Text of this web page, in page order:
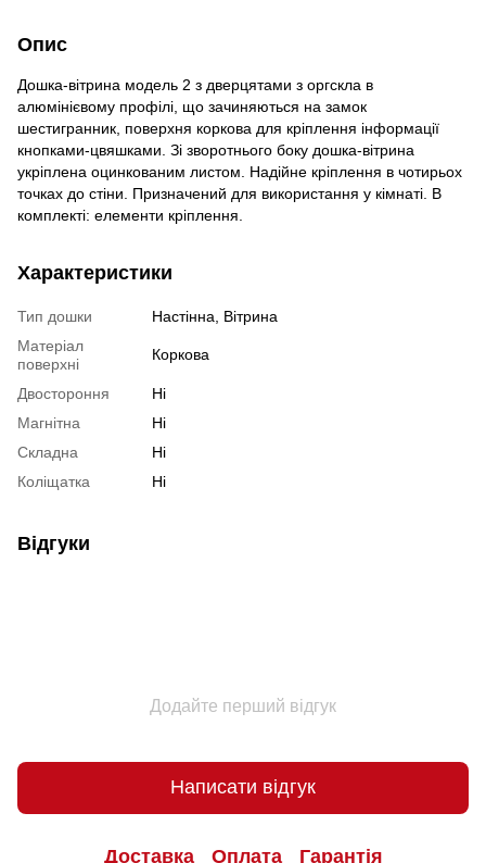
Опис
Дошка-вітрина модель 2 з дверцятами з оргскла в
алюмінієвому профілі, що зачиняються на замок
шестигранник, поверхня коркова для кріплення інформації
кнопками-цвяшками. Зі зворотнього боку дошка-вітрина
укріплена оцинкованим листом. Надійне кріплення в чотирьох
точках до стіни. Призначений для використання у кімнаті. В
комплекті: елементи кріплення.
Характеристики
Тип дошки
Настінна, Вітрина
Матеріал
поверхні
Коркова
Двостороння
Ні
Магнітна
Ні
Складна
Ні
Коліщатка
Ні
Відгуки
Додайте перший відгук
Написати відгук
Доставка Оплата Гарантія